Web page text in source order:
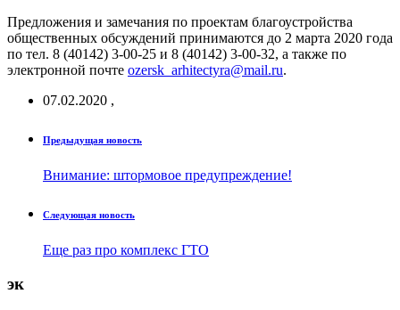
Предложения и замечания по проектам благоустройства
общественных обсуждений принимаются до 2 марта 2020 года
по тел. 8 (40142) 3-00-25 и 8 (40142) 3-00-32, а также по
электронной почте ozersk_arhitectyra@mail.ru.
07.02.2020 ,
Предыдущая новость
Внимание: штормовое предупреждение!
Следующая новость
Еще раз про комплекс ГТО
эк